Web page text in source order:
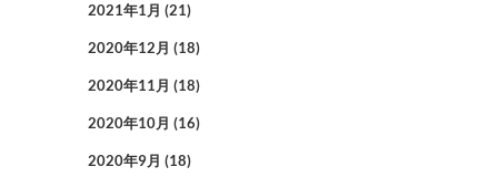
2021年1月 (21)
2020年12月 (18)
2020年11月 (18)
2020年10月 (16)
2020年9月 (18)